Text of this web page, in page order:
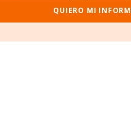
QUIERO MI